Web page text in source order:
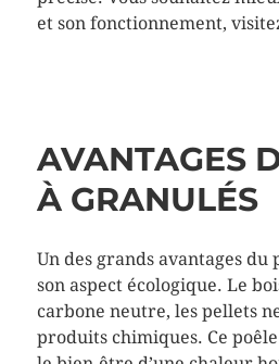
et son fonctionnement,
AVANTAGES
À GRANULÉS
Un des grands avantages du
son aspect écologique. Le
carbone neutre, les pellets
produits chimiques. Ce